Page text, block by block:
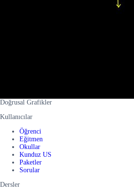
Doğrusal Grafikler
Kullanıcılar
Öğrenci
Eğitmen
Okullar
Kunduz US
Paketler
Sorular
Dersler